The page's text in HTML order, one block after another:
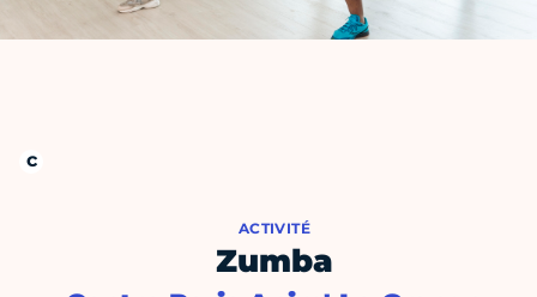
ACTIVITÉ
Zumba